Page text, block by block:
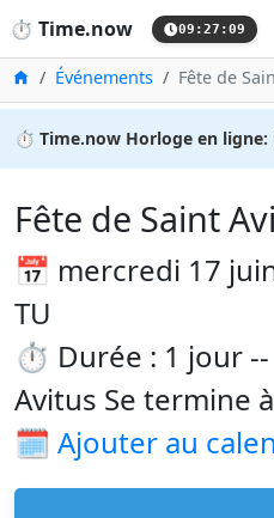
⏱️ Time.now 09:27:09
Accueil
Événements Fête de
⏱️ Time.now Horloge en ligne:
Fête de Saint
📅 mercredi 17
TU
⏱️ Durée : 1 jour --
Avitus Se termine
🗓️ Ajouter au